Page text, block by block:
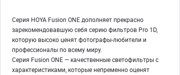
Серия HOYA Fusion ONE дополняет прекрасно
зарекомендовавшую себя серию фильтров Pro 1D,
которую высоко ценят фотографы-любители и
профессионалы по всему миру.
Серия Fusion ONE — качественные светофильтры с
характеристиками, которые непременно оценят